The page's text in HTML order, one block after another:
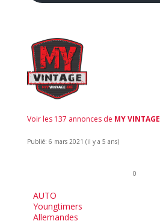
Voir les 137 annonces de MY VINTAGE
Publié: 6 mars 2021 (il y a 5 ans)
0
AUTO
Youngtimers
Allemandes